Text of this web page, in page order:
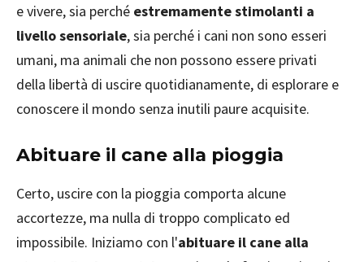
e vivere, sia perché estremamente stimolanti a
livello sensoriale, sia perché i cani non sono esseri
umani, ma animali che non possono essere privati
della libertà di uscire quotidianamente, di esplorare e
conoscere il mondo senza inutili paure acquisite.
Abituare il cane alla pioggia
Certo, uscire con la pioggia comporta alcune
accortezze, ma nulla di troppo complicato ed
impossibile. Iniziamo con l'abituare il cane alla